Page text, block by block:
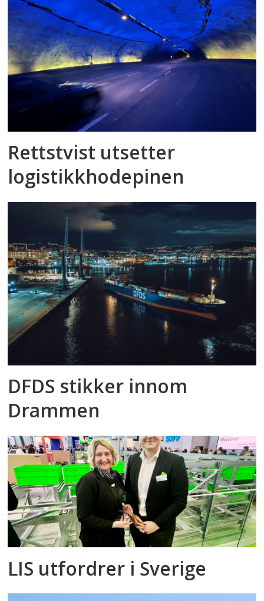
Rettstvist utsetter
logistikkhodepinen
DFDS stikker innom
Drammen
LIS utfordrer i Sverige